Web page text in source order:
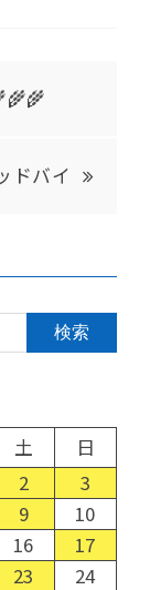
ドバイ
土
日
2
3
9
10
16
17
23
24